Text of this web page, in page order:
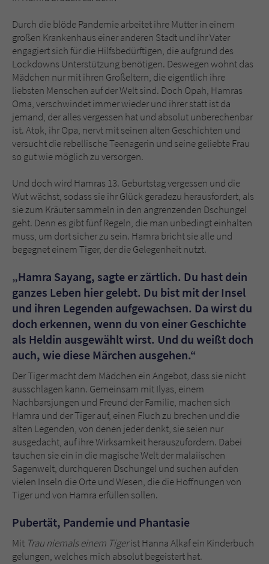
Durch die blöde Pandemie arbeitet ihre Mutter in einem
großen Krankenhaus einer anderen Stadt und ihr Vater
engagiert sich für die Hilfsbedürftigen, die aufgrund des
Lockdowns Unterstützung benötigen. Deswegen wohnt das
Mädchen nur mit ihren Großeltern, die eigentlich ihre
liebsten Menschen auf der Welt sind. Doch Opah, Hamras
Oma, verschwindet immer wieder und ihrer statt ist da
jemand, der alles vergessen hat und absolut unberechenbar
ist. Atok, ihr Opa, nervt mit seinen alten Geschichten und
versucht die rebellische Teenagerin und seine geliebte Frau
so gut wie möglich zu versorgen.
Und doch wird Hamras 13. Geburtstag vergessen und die
Wut wächst, sodass sie ihr Glück geradezu herausfordert, als
sie zum Kräuter sammeln in den angrenzenden Dschungel
geht. Denn es gibt fünf Regeln, die man unbedingt einhalten
muss, um dort sicher zu sein. Hamra bricht sie alle und
begegnet einem Tiger, der die Gelegenheit nutzt.
„Hamra Sayang, sagte er zärtlich. Du hast dein
ganzes Leben hier gelebt. Du bist mit der Insel
und ihren Legenden aufgewachsen. Da wirst du
doch erkennen, wenn du von einer Geschichte
als Heldin ausgewählt wirst. Und du weißt doch
auch, wie diese Märchen ausgehen.“
Der Tiger macht dem Mädchen ein Angebot, dass sie nicht
ausschlagen kann. Gemeinsam mit Ilyas, einem
Nachbarsjungen und Freund der Familie, machen sich
Hamra und der Tiger auf, einen Fluch zu brechen und die
alten Legenden, von denen jeder denkt, sie seien nur
ausgedacht, auf ihre Wirksamkeit herauszufordern. Dabei
tauchen sie ein in die magische Welt der malaiischen
Sagenwelt, durchqueren Dschungel und suchen auf den
vielen Inseln die Orte und Wesen, die die Hoffnungen von
Tiger und von Hamra erfüllen sollen.
Pubertät, Pandemie und Phantasie
Mit Trau niemals einem Tigerist Hanna Alkaf ein Kinderbuch
gelungen, welches mich absolut begeistert hat.
Sicherheitscode des Kontaktformulars zu